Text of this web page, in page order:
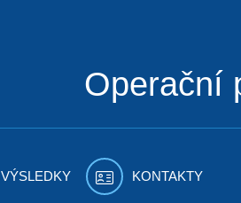
Operační
VÝSLEDKY KONTAKTY